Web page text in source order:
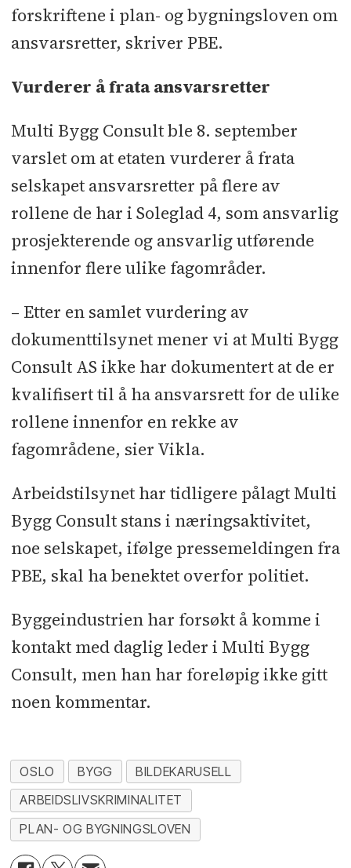
forskriftene i plan- og bygningsloven om
ansvarsretter, skriver PBE.
Vurderer å frata ansvarsretter
Multi Bygg Consult ble 8. september
varslet om at etaten vurderer å frata
selskapet ansvarsretter på flere av
rollene de har i Soleglad 4, som ansvarlig
prosjekterende og ansvarlig utførende
innenfor flere ulike fagområder.
– Etter en samlet vurdering av
dokumenttilsynet mener vi at Multi Bygg
Consult AS ikke har dokumentert at de er
kvalifisert til å ha ansvarsrett for de ulike
rollene innenfor en rekke av
fagområdene, sier Vikla.
Arbeidstilsynet har tidligere pålagt Multi
Bygg Consult stans i næringsaktivitet,
noe selskapet, ifølge pressemeldingen fra
PBE, skal ha benektet overfor politiet.
Byggeindustrien har forsøkt å komme i
kontakt med daglig leder i Multi Bygg
Consult, men han har foreløpig ikke gitt
noen kommentar.
OSLO BYGG
BILDEKARUSELL
ARBEIDSLIVSKRIMINALITET
PLAN- OG BYGNINGSLOVEN